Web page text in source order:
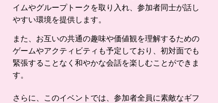
イムやグループトークを取り入れ、参加者同士が話し
やすい環境を提供します。
また、お互いの共通の趣味や価値観を理解するための
ゲームやアクティビティも予定しており、初対面でも
緊張することなく和やかな会話を楽しむことができま
す。
さらに、このイベントでは、参加者全員に素敵なギフ